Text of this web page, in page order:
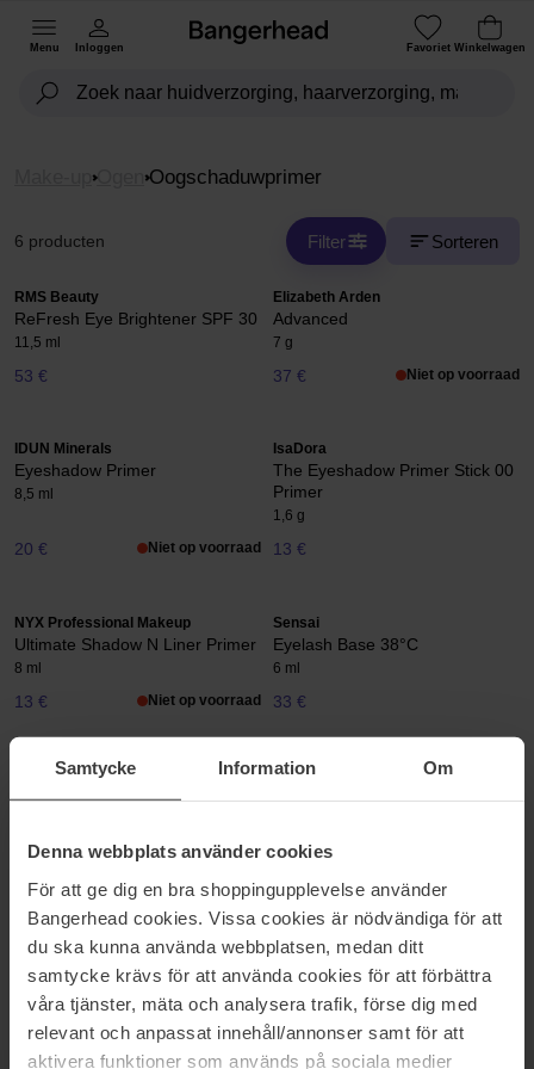
Samtycke Information Om
Denna webbplats använder cookies
För att ge dig en bra shoppingupplevelse använder
Bangerhead cookies. Vissa cookies är nödvändiga för att
du ska kunna använda webbplatsen, medan ditt
samtycke krävs för att använda cookies för att förbättra
våra tjänster, mäta och analysera trafik, förse dig med
relevant och anpassat innehåll/annonser samt för att
aktivera funktioner som används på sociala medier
Menu Inloggen Favoriet Winkelwagen
Ogen Oogschaduwprimer
6 producten Filter Sorteren
RMS Beauty
ReFresh Eye Brightener SPF 30
11,5 ml
53 €
Elizabeth Arden
Advanced
7 g
37 € Niet op voorraad
IDUN Minerals
Eyeshadow Primer
8,5 ml
20 € Niet op voorraad
IsaDora
The Eyeshadow Primer Stick 00
Primer
1,6 g
13 €
NYX Professional Makeup
Ultimate Shadow N Liner Primer
8 ml
13 € Niet op voorraad
Sensai
Eyelash Base 38°C
6 ml
33 €
OOGSCHADUWPRIMER
aanbrengen van de perfecte make-up. Oogprimers zorgen dat je
make-up beter blijft zitten en een oogschaduw krijgt hierdoor
bijvoorbeeld een diepere kleur. Daarnaast beschermt het je make-
kunnen laten zien. Een echte eye saver!